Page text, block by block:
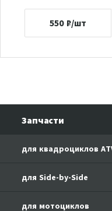
550 ₽/шт
Запчасти
для квадроциклов
CFORCE 110 EFI
CF500-A Basic
для Side-by-Side
для мотоциклов